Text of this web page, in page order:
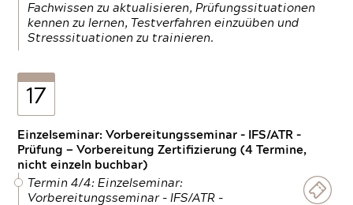
Fachwissen zu aktualisieren, Prüfungssituationen
kennen zu lernen, Testverfahren einzuüben und
Stresssituationen zu trainieren.
17
Einzelseminar: Vorbereitungsseminar - IFS/ATR -
Prüfung — Vorbereitung Zertifizierung (4 Termine,
nicht einzeln buchbar)
Termin 4/4: Einzelseminar:
Vorbereitungsseminar - IFS/ATR -